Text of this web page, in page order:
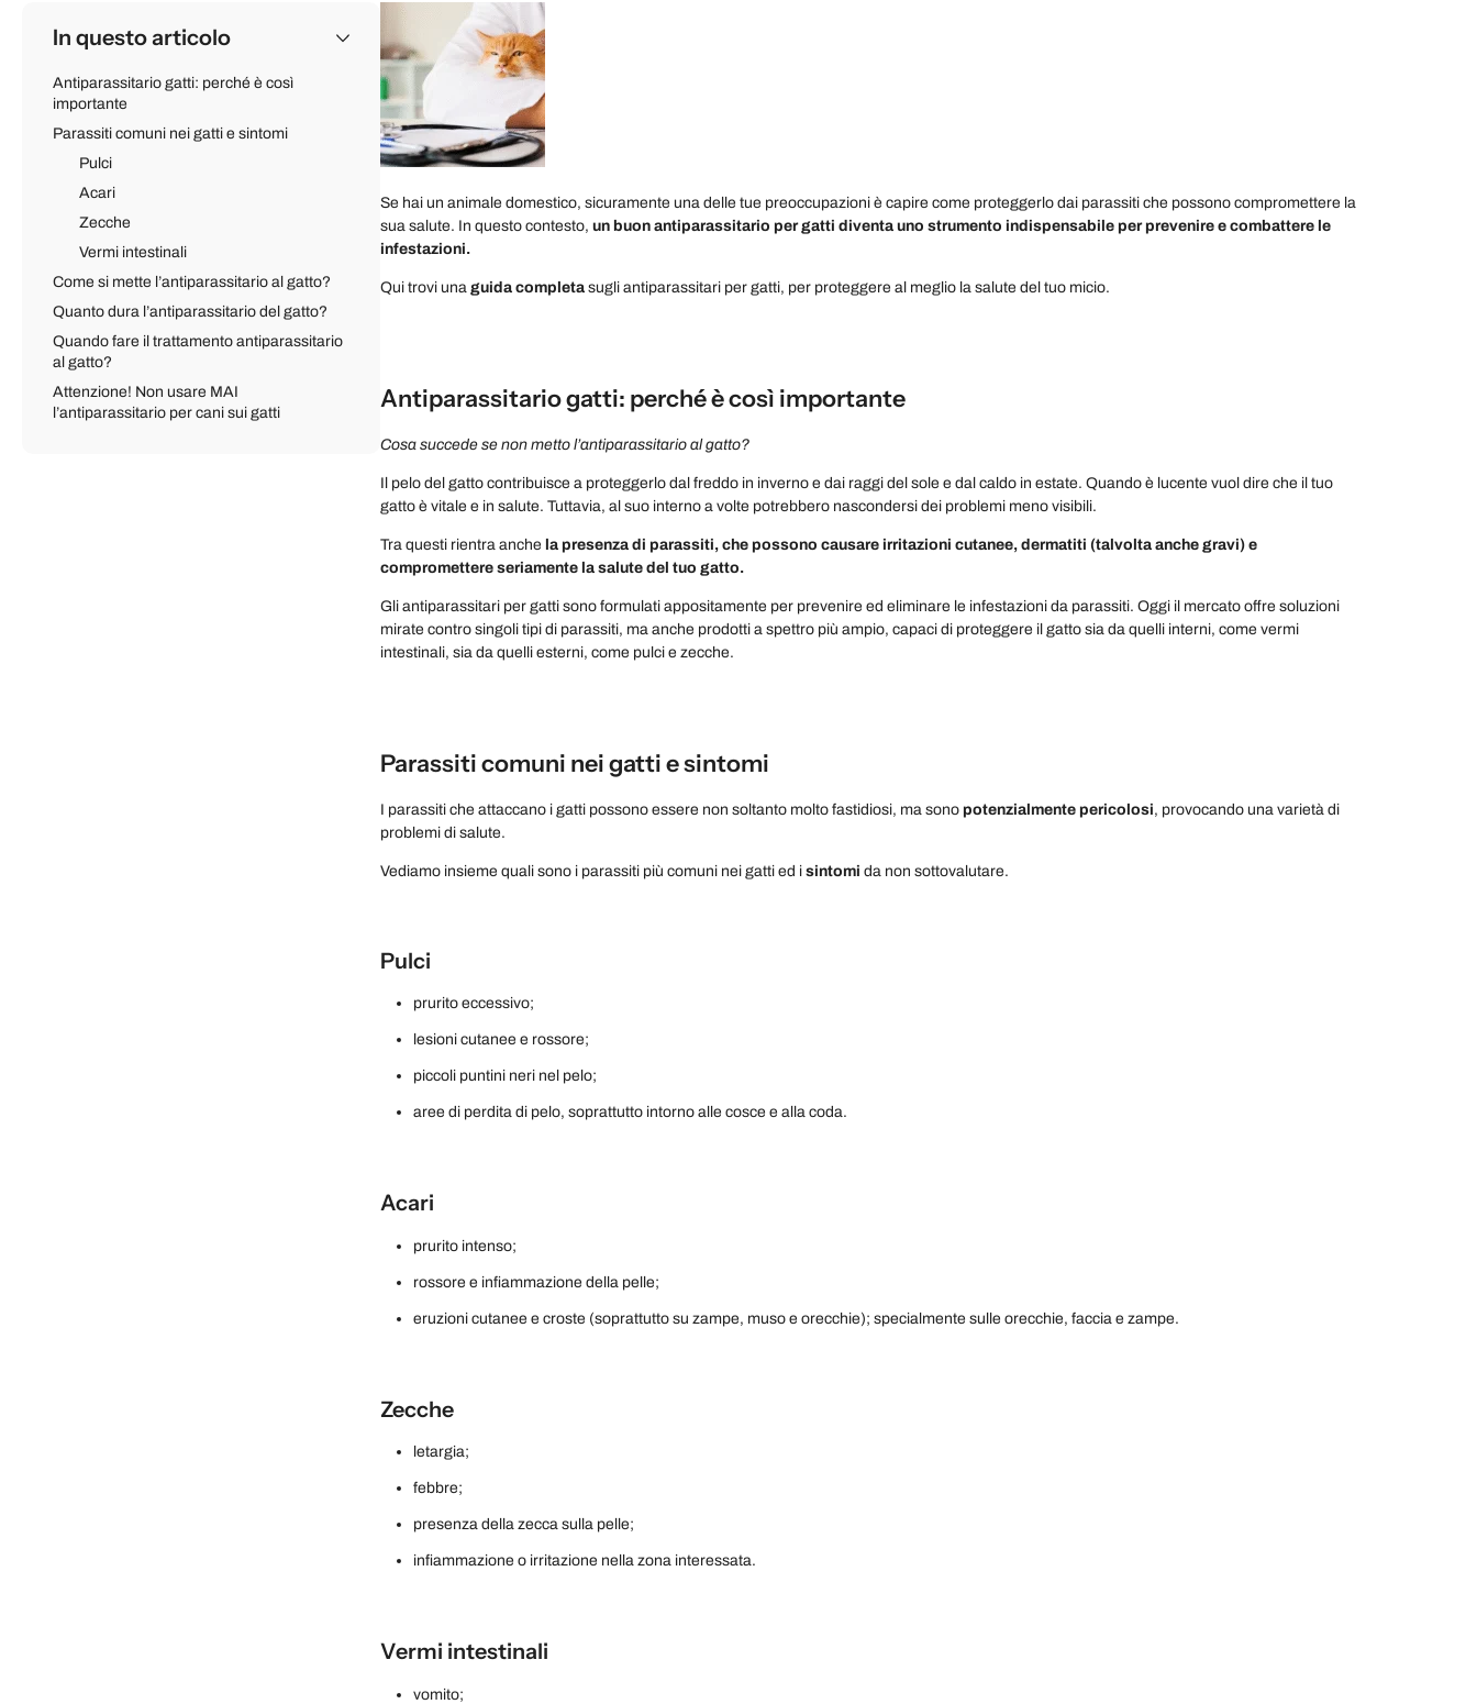
In questo articolo
Antiparassitario gatti: perché è così
importante
Parassiti comuni nei gatti e sintomi
Pulci
Acari
Zecche
Vermi intestinali
Come si mette l’antiparassitario al gatto?
Quanto dura l’antiparassitario del gatto?
Quando fare il trattamento antiparassitario
al gatto?
Attenzione! Non usare MAI
l’antiparassitario per cani sui gatti
Se hai un animale domestico, sicuramente una delle tue preoccupazioni è capire come proteggerlo dai parassiti che possono compromettere la
sua salute. In questo contesto, un buon antiparassitario per gatti diventa uno strumento indispensabile per prevenire e combattere le
infestazioni.
Qui trovi una guida completa sugli antiparassitari per gatti, per proteggere al meglio la salute del tuo micio.
Antiparassitario gatti: perché è così importante
Cosa succede se non metto l’antiparassitario al gatto?
Il pelo del gatto contribuisce a proteggerlo dal freddo in inverno e dai raggi del sole e dal caldo in estate. Quando è lucente vuol dire che il tuo
gatto è vitale e in salute. Tuttavia, al suo interno a volte potrebbero nascondersi dei problemi meno visibili.
Tra questi rientra anche la presenza di parassiti, che possono causare irritazioni cutanee, dermatiti (talvolta anche gravi) e
compromettere seriamente la salute del tuo gatto.
Gli antiparassitari per gatti sono formulati appositamente per prevenire ed eliminare le infestazioni da parassiti. Oggi il mercato offre soluzioni
mirate contro singoli tipi di parassiti, ma anche prodotti a spettro più ampio, capaci di proteggere il gatto sia da quelli interni, come vermi
intestinali, sia da quelli esterni, come pulci e zecche.
Parassiti comuni nei gatti e sintomi
I parassiti che attaccano i gatti possono essere non soltanto molto fastidiosi, ma sono potenzialmente pericolosi, provocando una varietà di
problemi di salute.
Vediamo insieme quali sono i parassiti più comuni nei gatti ed i sintomi da non sottovalutare.
Pulci
prurito eccessivo;
lesioni cutanee e rossore;
piccoli puntini neri nel pelo;
aree di perdita di pelo, soprattutto intorno alle cosce e alla coda.
Acari
prurito intenso;
rossore e infiammazione della pelle;
eruzioni cutanee e croste (soprattutto su zampe, muso e orecchie); specialmente sulle orecchie, faccia e zampe.
Zecche
letargia;
febbre;
presenza della zecca sulla pelle;
infiammazione o irritazione nella zona interessata.
Vermi intestinali
vomito;